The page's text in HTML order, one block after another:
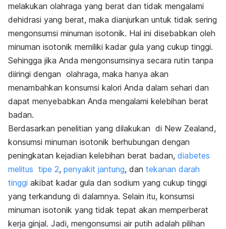
melakukan olahraga yang berat dan tidak mengalami
dehidrasi yang berat, maka dianjurkan untuk tidak sering
mengonsumsi minuman isotonik. Hal ini disebabkan oleh
minuman isotonik memiliki kadar gula yang cukup tinggi.
Sehingga jika Anda mengonsumsinya secara rutin tanpa
diiringi dengan olahraga, maka hanya akan
menambahkan konsumsi kalori Anda dalam sehari dan
dapat menyebabkan Anda mengalami kelebihan berat
badan.
Berdasarkan penelitian yang dilakukan di New Zealand,
konsumsi minuman isotonik berhubungan dengan
peningkatan kejadian kelebihan berat badan, diabetes
melitus tipe 2, penyakit jantung, dan tekanan darah
tinggi akibat kadar gula dan sodium yang cukup tinggi
yang terkandung di dalamnya. Selain itu, konsumsi
minuman isotonik yang tidak tepat akan memperberat
kerja ginjal. Jadi, mengonsumsi air putih adalah pilihan